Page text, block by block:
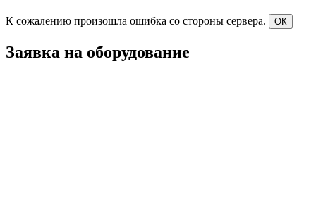
К сожалению произошла ошибка со стороны сервера. ОК
Заявка на оборудование